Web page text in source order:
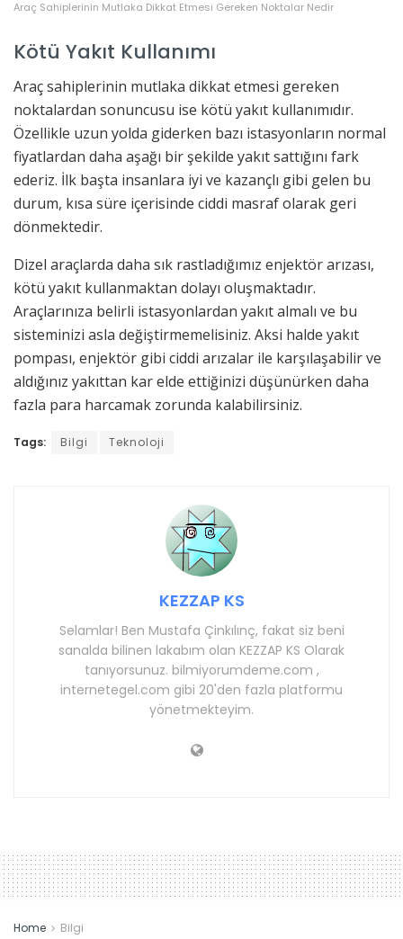
Araç Sahiplerinin Mutlaka Dikkat Etmesi Gereken Noktalar Nedir
Kötü Yakıt Kullanımı
Araç sahiplerinin mutlaka dikkat etmesi gereken
noktalardan sonuncusu ise kötü yakıt kullanımıdır.
Özellikle uzun yolda giderken bazı istasyonların normal
fiyatlardan daha aşağı bir şekilde yakıt sattığını fark
ederiz. İlk başta insanlara iyi ve kazançlı gibi gelen bu
durum, kısa süre içerisinde ciddi masraf olarak geri
dönmektedir.
Dizel araçlarda daha sık rastladığımız enjektör arızası,
kötü yakıt kullanmaktan dolayı oluşmaktadır.
Araçlarınıza belirli istasyonlardan yakıt almalı ve bu
sisteminizi asla değiştirmemelisiniz. Aksi halde yakıt
pompası, enjektör gibi ciddi arızalar ile karşılaşabilir ve
aldığınız yakıttan kar elde ettiğinizi düşünürken daha
fazla para harcamak zorunda kalabilirsiniz.
Tags: Bilgi Teknoloji
KEZZAP KS
Selamlar! Ben Mustafa Çinkılınç, fakat siz beni
sanalda bilinen lakabım olan KEZZAP KS Olarak
tanıyorsunuz. bilmiyorumdeme.com ,
internetegel.com gibi 20'den fazla platformu
yönetmekteyim.
Home Bilgi